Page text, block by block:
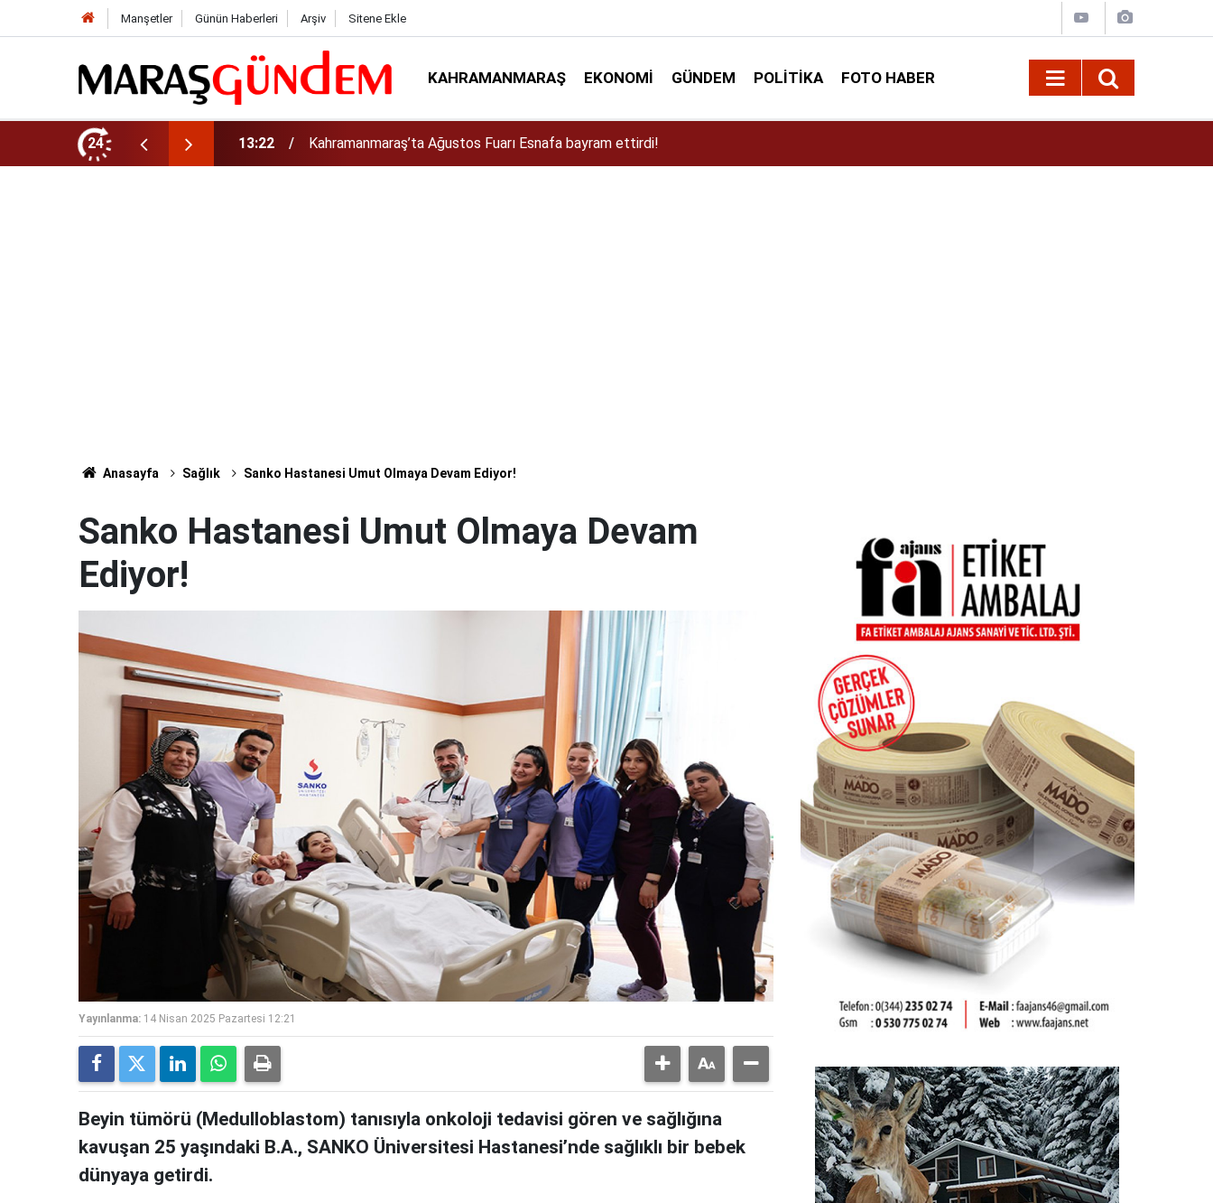
Manşetler Günün Haberleri Arşiv Sitene Ekle
KAHRAMANMARAŞ EKONOMI GÜNDEM POLITIKA FOTO HABER
24 13:17 Kahramanmaraş’ta Dulkadiroğlu Kırsalına 45 Milyonluk Yol Yatırımı!
Anasayfa Sağlık Sanko Hastanesi Umut Olmaya Devam Ediyor!
Sanko Hastanesi Umut Olmaya Devam
Ediyor!
Yayınlanma: 14 Nisan 2025 Pazartesi 12:21
Beyin tümörü (Medulloblastom) tanısıyla onkoloji tedavisi gören ve sağlığına
kavuşan 25 yaşındaki B.A., SANKO Üniversitesi Hastanesi’nde sağlıklı bir bebek
dünyaya getirdi.